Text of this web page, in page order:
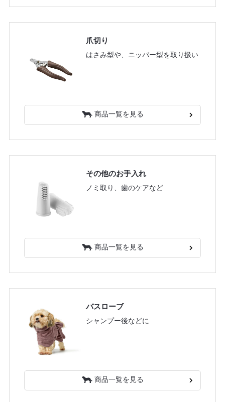
爪切り
はさみ型や、ニッパー型を取り扱い
商品一覧を見る
その他のお手入れ
ノミ取り、歯のケアなど
商品一覧を見る
バスローブ
シャンプー後などに
商品一覧を見る